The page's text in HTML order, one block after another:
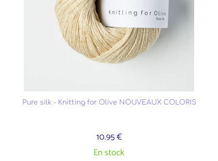
Pure silk - Knitting for Olive NOUVEAUX COLORIS
10.95 €
En stock